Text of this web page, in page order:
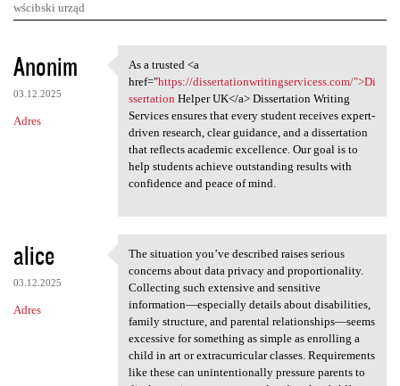
wścibski urząd
K
o
m
e
z
e
Anonim
03.12.2025
Adres
As a trusted <a href="https:
As a trusted <a
href="https://dissertationwritingservicess.com/">Di
ssertation Helper UK</a> Dissertation Writing
Services ensures that every student receives expert-
driven research, clear guidance, and a dissertation
that reflects academic excellence. Our goal is to
help students achieve outstanding results with
confidence and peace of mind.
alice
03.12.2025
Adres
The situation you’ve
The situation you’ve described raises serious
concerns about data privacy and proportionality.
Collecting such extensive and sensitive
information—especially details about disabilities,
family structure, and parental relationships—seems
excessive for something as simple as enrolling a
child in art or extracurricular classes. Requirements
like these can unintentionally pressure parents to